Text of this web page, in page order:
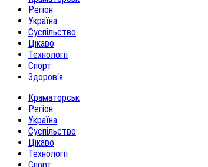
Регіон
Україна
Суспільство
Цікаво
Технології
Спорт
Здоров‘я
Краматорськ
Регіон
Україна
Суспільство
Цікаво
Технології